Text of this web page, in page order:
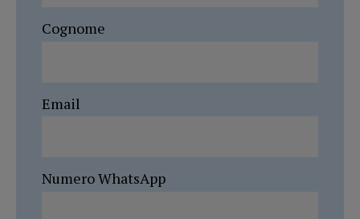
Cognome
Email
Numero WhatsApp